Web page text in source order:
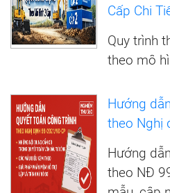
Cấp Chi
Quy trình
theo mô
Hướng
theo Nghị
Hướng
theo NĐ